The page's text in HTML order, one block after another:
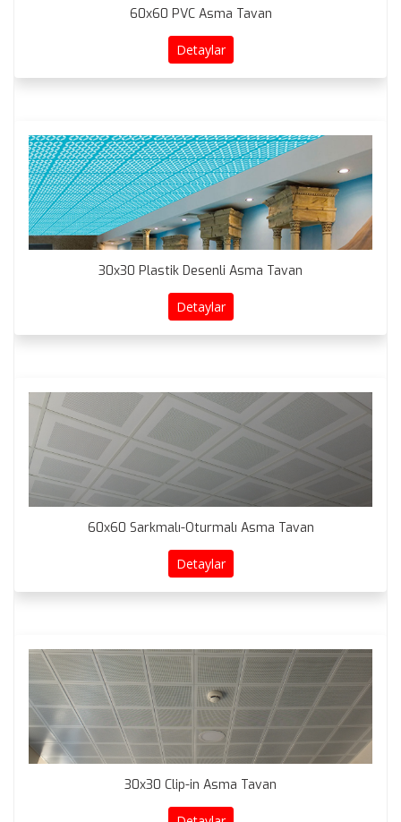
60x60 PVC Asma Tavan
Detaylar
30x30 Plastik Desenli Asma Tavan
Detaylar
60x60 Sarkmalı-Oturmalı Asma Tavan
Detaylar
30x30 Clip-in Asma Tavan